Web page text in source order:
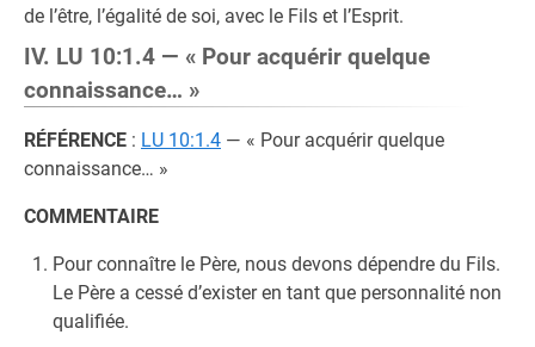
de l’être, l’égalité de soi, avec le Fils et l’Esprit.
IV. LU 10:1.4 — « Pour acquérir quelque
connaissance… »
RÉFÉRENCE : LU 10:1.4 — « Pour acquérir quelque
connaissance… »
COMMENTAIRE
Pour connaître le Père, nous devons dépendre du Fils.
Le Père a cessé d’exister en tant que personnalité non
qualifiée.